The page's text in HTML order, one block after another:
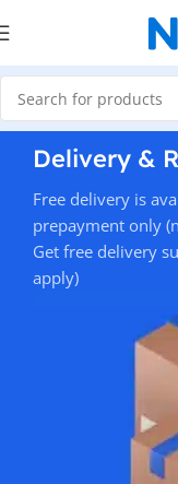
Delivery &
Free delivery is
prepayment only
Get free delivery
apply)